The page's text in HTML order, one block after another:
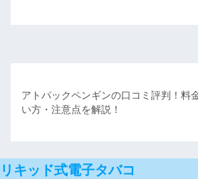
アトパックペンギンの口コミ評判！料
い方・注意点を解説！
リキッド式電子タバコ